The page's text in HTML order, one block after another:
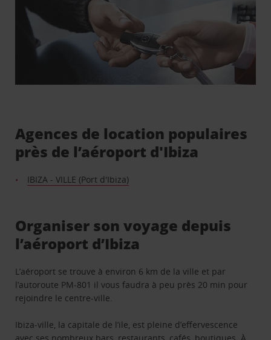
Agences de location populaires
près de l’aéroport d'Ibiza
IBIZA - VILLE (Port d'Ibiza)
Organiser son voyage depuis
l’aéroport d’Ibiza
L’aéroport se trouve à environ 6 km de la ville et par
l’autoroute PM-801 il vous faudra à peu près 20 min pour
rejoindre le centre-ville.
Ibiza-ville, la capitale de l’ile, est pleine d’effervescence